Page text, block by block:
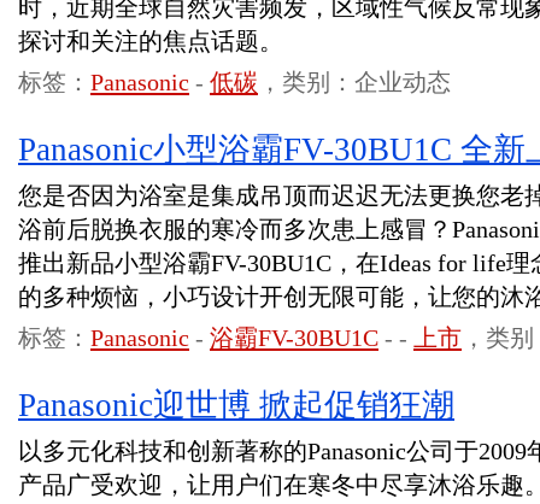
时，近期全球自然灾害频发，区域性气候反常现
探讨和关注的焦点话题。
标签： Panasonic - 低碳 ，类别：企业动态
Panasonic小型浴霸FV-30BU1C 全新
您是否因为浴室是集成吊顶而迟迟无法更换您老
浴前后脱换衣服的寒冷而多次患上感冒？
推出新品小型浴霸FV-30BU1C，在Ideas for life
的多种烦恼，小巧设计开创无限可能，让您的沐
标签： Panasonic - 浴霸FV-30BU1C - - 上市 ，类
Panasonic迎世博 掀起促销狂潮
以多元化科技和创新著称的Panasonic公司于
产品广受欢迎，让用户们在寒冬中尽享沐浴乐趣